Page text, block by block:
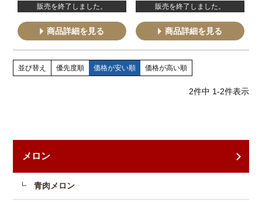
販売を終了しました。
商品詳細を見る
販売を終了しました。
商品詳細を見る
並び替え 優先度順 価格が安い順 価格が高い順
2件中 1-2件表示
メロン
青肉メロン